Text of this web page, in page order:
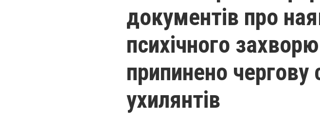
документів про
психічного
припинено чергову
ухилянтів